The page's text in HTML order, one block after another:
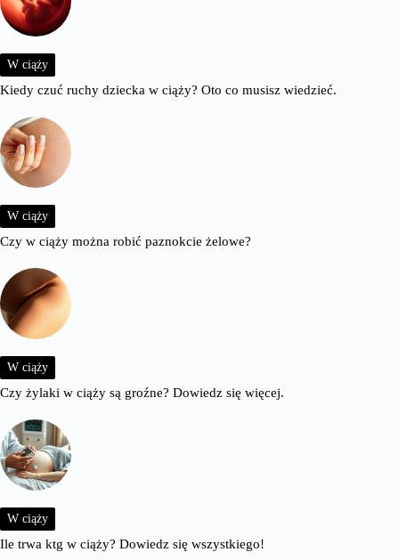
W ciąży
Kiedy czuć ruchy dziecka w ciąży? Oto co musisz wiedzieć.
W ciąży
Czy w ciąży można robić paznokcie żelowe?
W ciąży
Czy żylaki w ciąży są groźne? Dowiedz się więcej.
W ciąży
Ile trwa ktg w ciąży? Dowiedz się wszystkiego!